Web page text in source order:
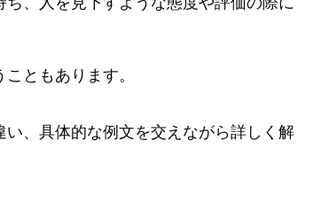
ともあります。
、具体的な例文を交えながら詳しく解